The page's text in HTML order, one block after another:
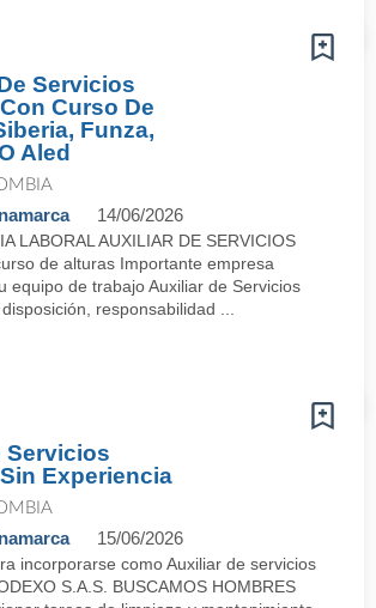
Servicios
Curso De
Funza,
Aled
14/06/2026
LABORAL AUXILIAR DE SERVICIOS
de alturas Importante empresa
equipo de trabajo Auxiliar de Servicios
responsabilidad ...
Servicios
Experiencia
15/06/2026
incorporarse como Auxiliar de servicios
S.A.S. BUSCAMOS HOMBRES